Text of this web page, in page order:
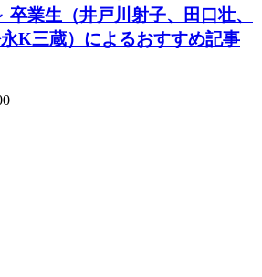
卒業生（井戸川射子、田口壮、
K三蔵）によるおすすめ記事